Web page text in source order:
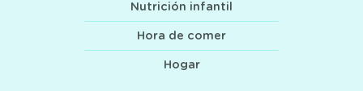
Nutrición infantil
Hora de comer
Hogar